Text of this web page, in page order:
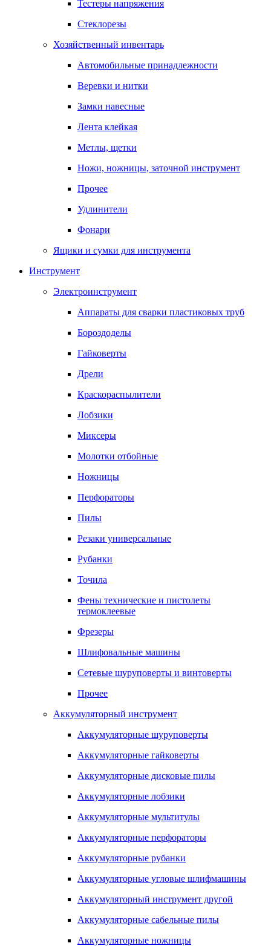
Тестеры напряжения
Стеклорезы
Хозяйственный инвентарь
Автомобильные принадлежности
Веревки и нитки
Замки навесные
Лента клейкая
Метлы, щетки
Ножи, ножницы, заточной инструмент
Прочее
Удлинители
Фонари
Ящики и сумки для инструмента
Инструмент
Электроинструмент
Аппараты для сварки пластиковых труб
Бороздоделы
Гайковерты
Дрели
Краскораспылители
Лобзики
Миксеры
Молотки отбойные
Ножницы
Перфораторы
Пилы
Резаки универсальные
Рубанки
Точила
Фены технические и пистолеты
термоклеевые
Фрезеры
Шлифовальные машины
Сетевые шуруповерты и винтоверты
Прочее
Аккумуляторный инструмент
Аккумуляторные шуруповерты
Аккумуляторные гайковерты
Аккумуляторные дисковые пилы
Аккумуляторные лобзики
Аккумуляторные мультитулы
Аккумуляторные перфораторы
Аккумуляторные рубанки
Аккумуляторные угловые шлифмашины
Аккумуляторный инструмент другой
Аккумуляторные сабельные пилы
Аккумуляторные ножницы